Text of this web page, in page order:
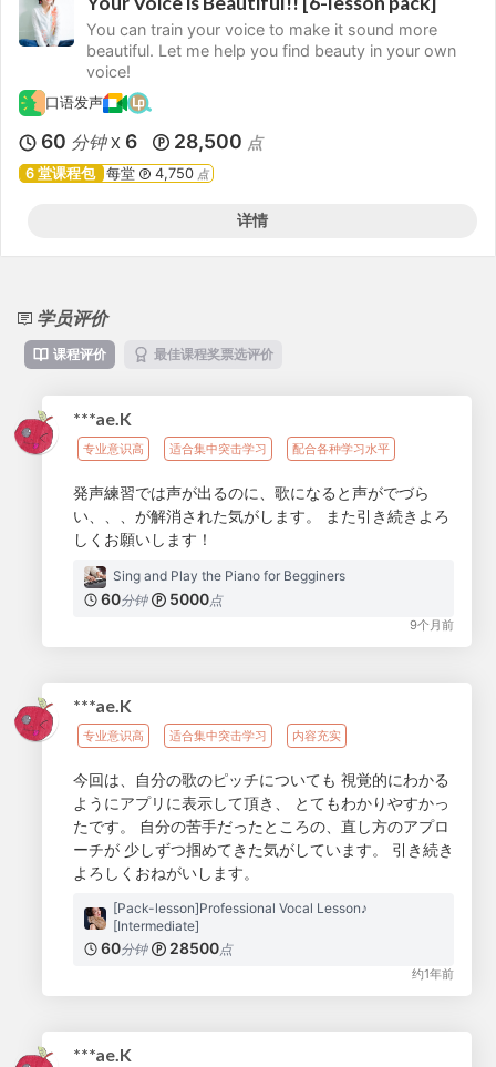
You can train your voice to make it sound more
beautiful. Let me help you find beauty in your own
voice!
口语发声
60 分钟 X 6 28,500 点
6 堂课程包 每堂 4,750 点
详情
学员评价
课程评价 最佳课程奖票选评价
***ae.K
专业意识高 适合集中突击学习 配合各种学习水平
発声練習では声が出るのに、歌になると声がでづら
い、、、が解消された気がします。 また引き続きよろ
しくお願いします！
Sing and Play the Piano for Begginers
60分钟 5000点
9个月前
***ae.K
专业意识高 适合集中突击学习 内容充实
今回は、自分の歌のピッチについても 視覚的にわかる
ようにアプリに表示して頂き、 とてもわかりやすかっ
たです。 自分の苦手だったところの、直し方のアプロ
ーチが 少しずつ掴めてきた気がしています。 引き続き
よろしくおねがいします。
[Pack-lesson]Professional Vocal Lesson♪
[Intermediate]
60分钟 28500点
约1年前
***ae.K